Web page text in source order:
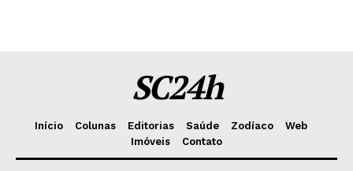
SC24h
Início Colunas Editorias Saúde Zodíaco
Web
Imóveis
Contato